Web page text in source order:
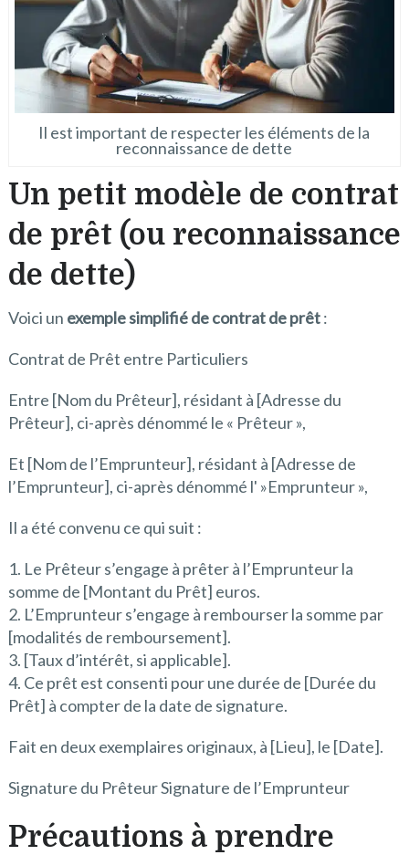
Il est important de respecter les éléments de la
reconnaissance de dette
Un petit modèle de contrat
de prêt (ou reconnaissance
de dette)
Voici un exemple simplifié de contrat de prêt:
Contrat de Prêt entre Particuliers
Entre [Nom du Prêteur], résidant à [Adresse du
Prêteur], ci-après dénommé le « Prêteur »,
Et [Nom de l’Emprunteur], résidant à [Adresse de
l’Emprunteur], ci-après dénommé l' »Emprunteur »,
Il a été convenu ce qui suit :
1. Le Prêteur s’engage à prêter à l’Emprunteur la
somme de [Montant du Prêt] euros.
2. L’Emprunteur s’engage à rembourser la somme par
[modalités de remboursement].
3. [Taux d’intérêt, si applicable].
4. Ce prêt est consenti pour une durée de [Durée du
Prêt] à compter de la date de signature.
Fait en deux exemplaires originaux, à [Lieu], le [Date].
Signature du Prêteur Signature de l’Emprunteur
Précautions à prendre